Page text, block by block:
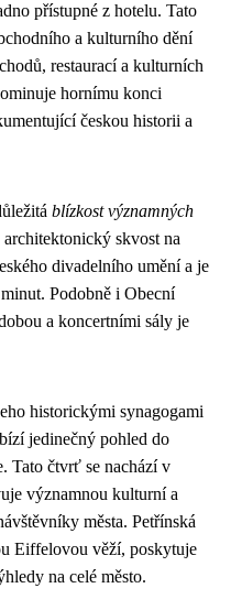
přístupné z hotelu. Tato
a kulturního dění
restaurací a kulturních
hornímu konci
českou historii a
blízkost významných
skvost na
divadelního umění a je
Podobně i Obecní
a koncertními sály je
historickými synagogami
jedinečný pohled do
Tato čtvrť se nachází v
významnou kulturní a
města. Petřínská
Eiffelovou věží, poskytuje
na celé město.